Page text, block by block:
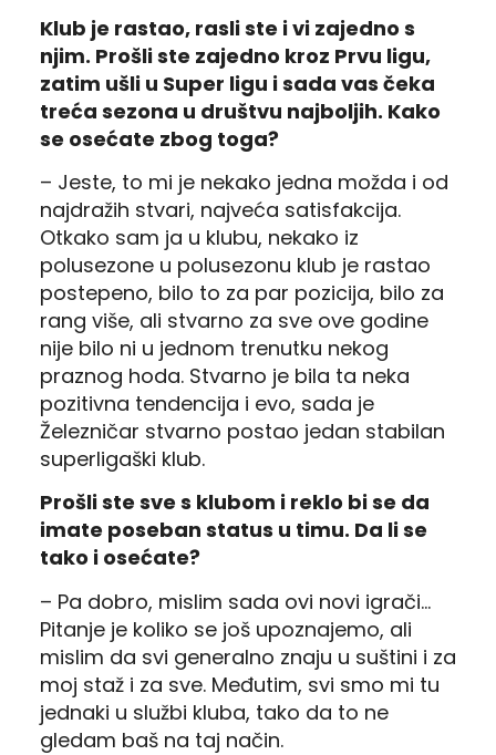
Klub je rastao, rasli ste i vi zajedno s
njim. Prošli ste zajedno kroz Prvu ligu,
zatim ušli u Super ligu i sada vas čeka
treća sezona u društvu najboljih. Kako
se osećate zbog toga?
– Jeste, to mi je nekako jedna možda i od
najdražih stvari, najveća satisfakcija.
Otkako sam ja u klubu, nekako iz
polusezone u polusezonu klub je rastao
postepeno, bilo to za par pozicija, bilo za
rang više, ali stvarno za sve ove godine
nije bilo ni u jednom trenutku nekog
praznog hoda. Stvarno je bila ta neka
pozitivna tendencija i evo, sada je
Železničar stvarno postao jedan stabilan
superligaški klub.
Prošli ste sve s klubom i reklo bi se da
imate poseban status u timu. Da li se
tako i osećate?
– Pa dobro, mislim sada ovi novi igrači…
Pitanje je koliko se još upoznajemo, ali
mislim da svi generalno znaju u suštini i za
moj staž i za sve. Međutim, svi smo mi tu
jednaki u službi kluba, tako da to ne
gledam baš na taj način.